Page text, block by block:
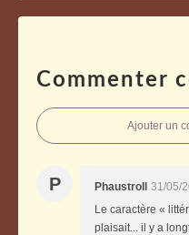
Commenter
Ajouter un
P Phaustroll
31/05/
Le caractère «
plaisait... il y a